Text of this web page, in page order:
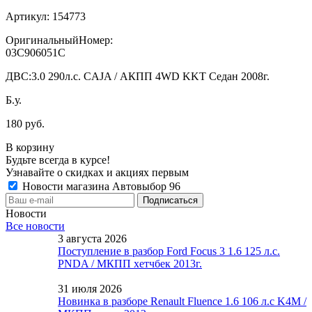
Артикул: 154773
ОригинальныйНомер:
03C906051C
ДВС:3.0 290л.с. CAJA / АКПП 4WD KKT Седан 2008г.
Б.у.
180 руб.
В корзину
Будьте всегда в курсе!
Узнавайте о скидках и акциях первым
Новости магазина Автовыбор 96
Новости
Все новости
3 августа 2026
Поступление в разбор Ford Focus 3 1.6 125 л.с.
PNDA / МКПП хетчбек 2013г.
31 июля 2026
Новинка в разборе Renault Fluence 1.6 106 л.с K4M /